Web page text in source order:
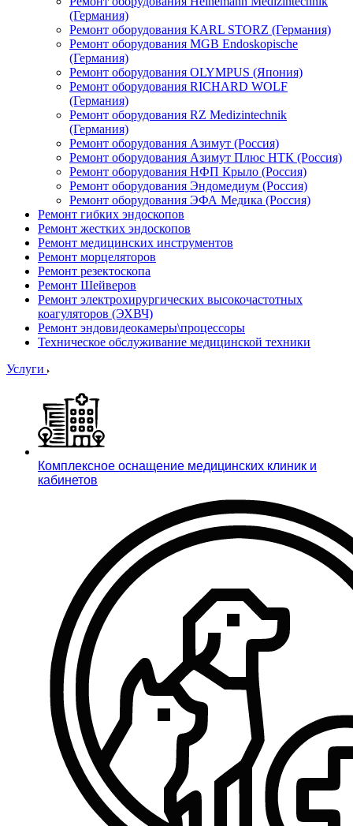
(Германия)
Ремонт оборудования KARL STORZ (Германия)
Ремонт оборудования MGB Endoskopische
(Германия)
Ремонт оборудования OLYMPUS (Япония)
Ремонт оборудования RICHARD WOLF
(Германия)
Ремонт оборудования RZ Medizintechnik
(Германия)
Ремонт оборудования Азимут (Россия)
Ремонт оборудования Азимут Плюс НТК (Россия)
Ремонт оборудования НФП Крыло (Россия)
Ремонт оборудования Эндомедиум (Россия)
Ремонт оборудования ЭФА Медика (Россия)
Ремонт гибких эндоскопов
Ремонт жестких эндоскопов
Ремонт медицинских инструментов
Ремонт морцеляторов
Ремонт резектоскопа
Ремонт Шейверов
Ремонт электрохирургических высокочастотных
коагуляторов (ЭХВЧ)
Ремонт эндовидеокамеры\процессоры
Техническое обслуживание медицинской техники
Услуги
Комплексное оснащение медицинских клиник и
кабинетов